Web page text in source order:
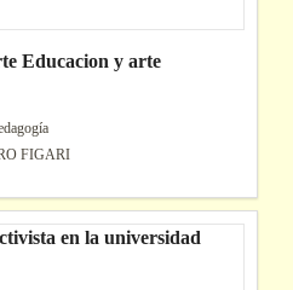
Educacion y arte
FIGARI